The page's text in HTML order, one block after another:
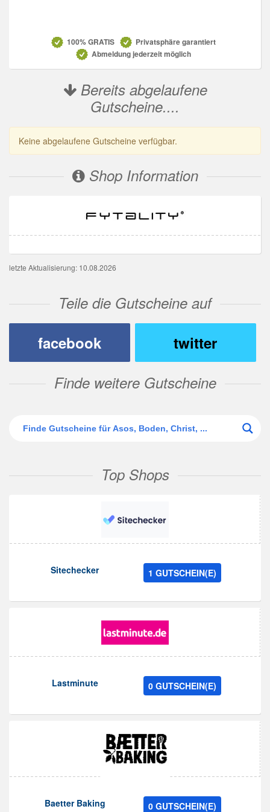
100% GRATIS
Privatsphäre garantiert
Abmeldung jederzeit möglich
Bereits abgelaufene
Gutscheine....
Keine abgelaufene Gutscheine verfügbar.
Shop Information
letzte Aktualisierung: 10.08.2026
Teile die Gutscheine auf
facebook
twitter
Finde weitere Gutscheine
Top Shops
Sitechecker 1 GUTSCHEIN(E)
Lastminute 0 GUTSCHEIN(E)
Baetter Baking 0 GUTSCHEIN(E)